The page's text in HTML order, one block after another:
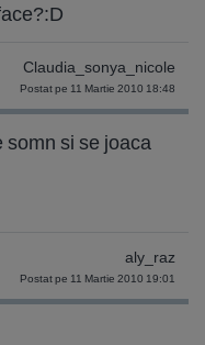
Claudia_sonya_nicole
Postat pe 11 Martie 2010 18:48
somn si se joaca
aly_raz
Postat pe 11 Martie 2010 19:01